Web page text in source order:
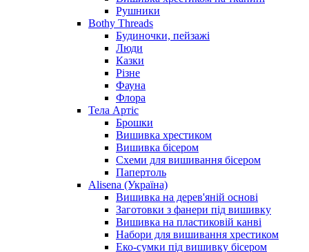
Рушники
Bothy Threads
Будиночки, пейзажі
Люди
Казки
Різне
Фауна
Флора
Тела Артіс
Брошки
Вишивка хрестиком
Вишивка бісером
Схеми для вишивання бісером
Папертоль
Alisena (Україна)
Вишивка на дерев'яній основі
Заготовки з фанери під вишивку
Вишивка на пластиковій канві
Набори для вишивання хрестиком
Еко-сумки під вишивку бісером